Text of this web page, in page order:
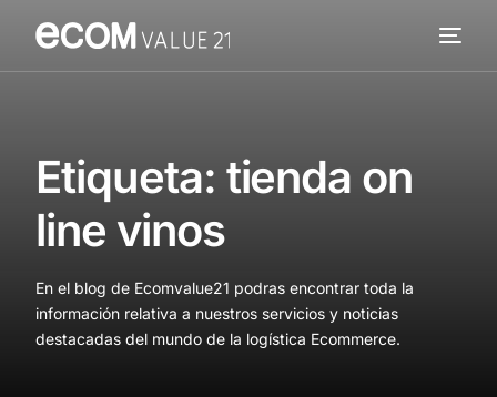
Etiqueta: tienda on
line vinos
En el blog de Ecomvalue21 podras encontrar toda la
información relativa a nuestros servicios y noticias
destacadas del mundo de la logística Ecommerce.
Valor añadido
Blog